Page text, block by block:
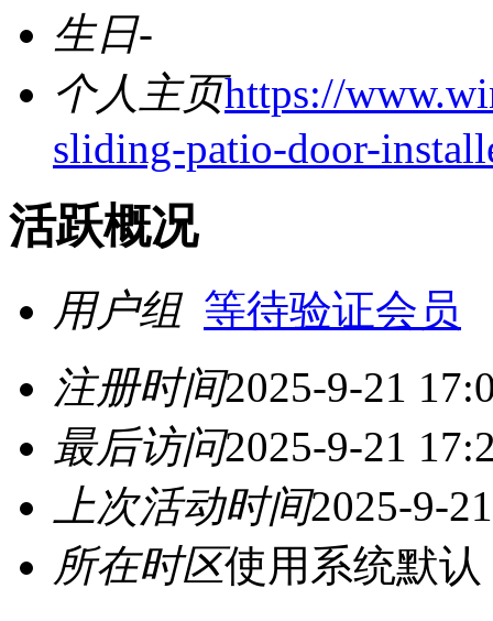
生日-
个人主页https://
sliding-patio-door-
活跃概况
用户组 等待验证会员
注册时间2025-9-21
最后访问2025-9-21
上次活动时间2025-9-
所在时区使用系统默认